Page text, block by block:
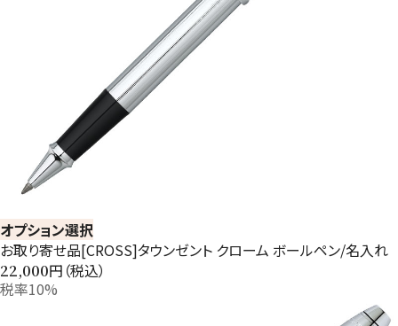
オプション選択
お取り寄せ品[CROSS]タウンゼント クローム ボールペン/名入れ
22,000円（税込）
税率10%